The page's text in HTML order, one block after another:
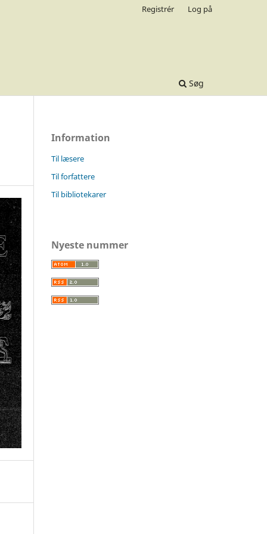
Søg
Registrér Log på
Information
Til læsere
Til forfattere
Til bibliotekarer
Nyeste nummer